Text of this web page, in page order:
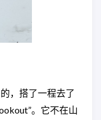
，搭了一程去了
。它不在山